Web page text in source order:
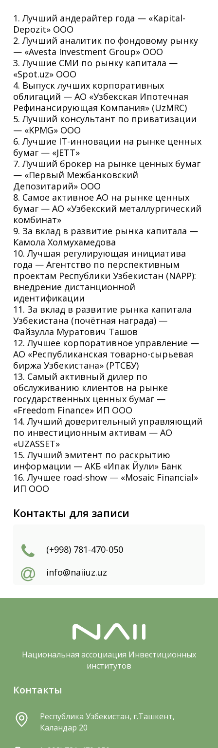
1. Лучший андерайтер года — «Kapital-
Depozit» ООО
2. Лучший аналитик по фондовому рынку
— «Avesta Investment Group» ООО
3. Лучшие СМИ по рынку капитала —
«Spot.uz» ООО
4. Выпуск лучших корпоративных
облигаций — АО «Узбекская Ипотечная
Рефинансирующая Компания» (UzMRC)
5. Лучший консультант по приватизации
— «KPMG» ООО
6. Лучшие IT-инновации на рынке ценных
бумаг — «JETT»
7. Лучший брокер на рынке ценных бумаг
— «Первый Межбанковский
Депозитарий» ООО
8. Самое активное АО на рынке ценных
бумаг — АО «Узбекский металлургический
комбинат»
9. За вклад в развитие рынка капитала —
Камола Холмухамедова
10. Лучшая регулирующая инициатива
года — Агентство по перспективным
проектам Республики Узбекистан (NAPP):
внедрение дистанционной
идентификации
11. За вклад в развитие рынка капитала
Узбекистана (почётная награда) —
Файзулла Муратович Ташов
12. Лучшее корпоративное управление —
АО «Республиканская товарно-сырьевая
биржа Узбекистана» (РТСБУ)
13. Самый активный дилер по
обслуживанию клиентов на рынке
государственных ценных бумаг —
«Freedom Finance» ИП ООО
14. Лучший доверительный управляющий
по инвестиционным активам — АО
«UZASSET»
15. Лучший эмитент по раскрытию
информации — АКБ «Ипак Йули» Банк
16. Лучшее road-show — «Mosaic Financial»
ИП ООО
Контакты для записи
(+998) 781-470-050
info@naiiuz.uz
Национальная ассоциация Инвестиционных
институтов
Контакты
Республика Узбекистан, г.Ташкент,
Каландар 20